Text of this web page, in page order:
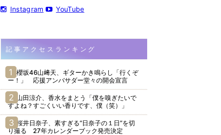
Instagram YouTube
記事アクセスランキング
櫻坂46山﨑天、ギターかき鳴らし「行くぞ
ー！」 応援アンバサダー堂々の開会宣言
山田涼介、香水をまとう「僕を嗅ぎたいで
すよね？すごくいい香りです、僕（笑）」
桜井日奈子、素すぎる“日奈子の１日”を切
り撮る 27年カレンダーブック発売決定